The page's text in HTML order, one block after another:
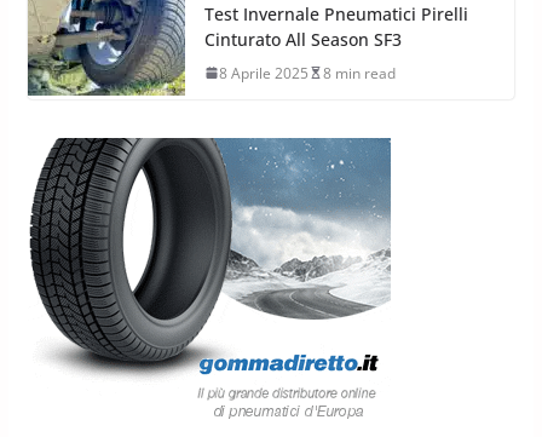
Test Invernale Pneumatici Pirelli
Cinturato All Season SF3
8 Aprile 2025 8 min read